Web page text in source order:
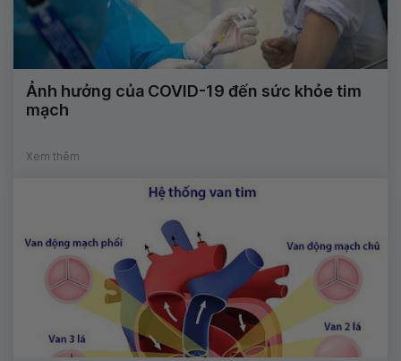
Ảnh hưởng của COVID-19 đến sức khỏe tim
mạch
Xem thêm